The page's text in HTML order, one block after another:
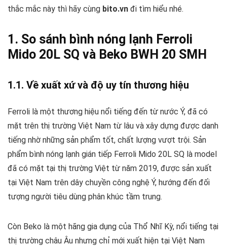
thắc mắc này thì hãy cùng bito.vn đi tìm hiểu nhé.
1. So sánh bình nóng lạnh Ferroli
Mido 20L SQ và Beko BWH 20 SMH
1.1. Về xuất xứ và độ uy tín thương hiệu
Ferroli là một thương hiệu nổi tiếng đến từ nước Ý, đã có
mặt trên thị trường Việt Nam từ lâu và xây dựng được danh
tiếng nhờ những sản phẩm tốt, chất lượng vượt trội. Sản
phẩm bình nóng lạnh gián tiếp Ferroli Mido 20L SQ là model
đã có mặt tại thị trường Việt từ năm 2019, được sản xuất
tại Việt Nam trên dây chuyền công nghệ Ý, hướng đến đối
tượng người tiêu dùng phân khúc tầm trung.
Còn Beko là một hãng gia dụng của Thổ Nhĩ Kỳ, nổi tiếng tại
thị trường châu Âu nhưng chỉ mới xuất hiện tại Việt Nam